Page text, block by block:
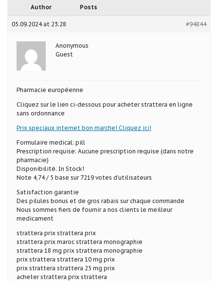
Author Posts
05.09.2024 at 23:28 #94844
Anonymous
Guest
Pharmacie européenne
Cliquez sur le lien ci-dessous pour acheter strattera en ligne
sans ordonnance
Prix speciaux internet bon marche! Cliquez ici!
Formulaire medical: pill
Prescription requise: Aucune prescription requise (dans notre
pharmacie)
Disponibilité: In Stock!
Note 4,74 / 5 base sur 7219 votes d’utilisateurs
Satisfaction garantie
Des pilules bonus et de gros rabais sur chaque commande
Nous sommes fiers de fournir a nos clients le meilleur
medicament
strattera prix strattera prix
strattera prix maroc strattera monographie
strattera 18 mg prix strattera monographie
prix strattera strattera 10 mg prix
prix strattera strattera 25 mg prix
acheter strattera prix strattera